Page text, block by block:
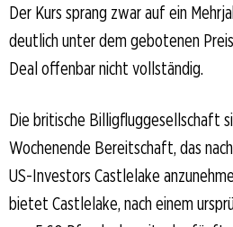
Der Kurs sprang zwar auf ein
deutlich unter dem gebotenen
Deal offenbar nicht vollständig.
Die britische Billigfluggesellschaft
Wochenende Bereitschaft, das
US-Investors Castlelake
bietet Castlelake, nach einem